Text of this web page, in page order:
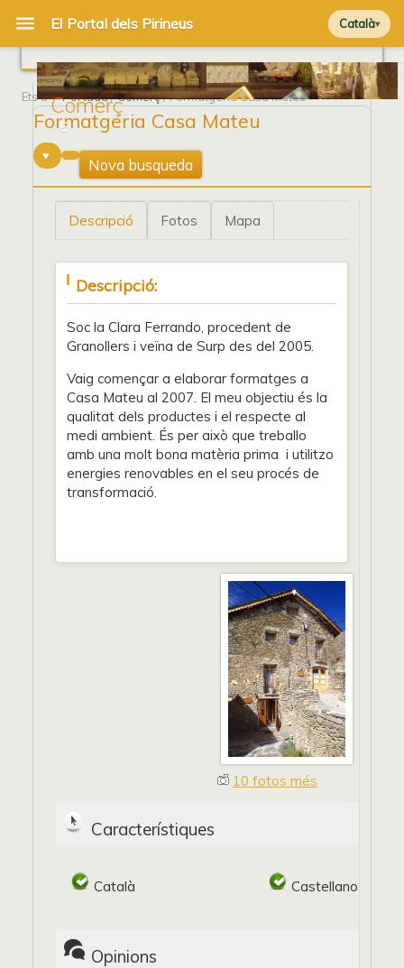
Català
Comerç
Ets a Portada/Comerç/ Formatgeria Casa Mateu
Formatgeria Casa Mateu
5
Nova busqueda
Descripció Fotos Mapa
Descripció:
Soc la Clara Ferrando, procedent de
Granollers i veïna de Surp des del 2005.
Vaig començar a elaborar formatges a
Casa Mateu al 2007. El meu objectiu és la
qualitat dels productes i el respecte al
medi ambient. És per això que treballo
amb una molt bona matèria prima i utilitzo
energies renovables en el seu procés de
transformació.
10 fotos més
Característiques
Català Castellano
Opinions